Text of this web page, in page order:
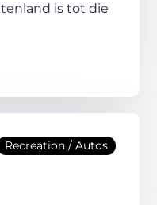
is tot die
Recreation / Autos